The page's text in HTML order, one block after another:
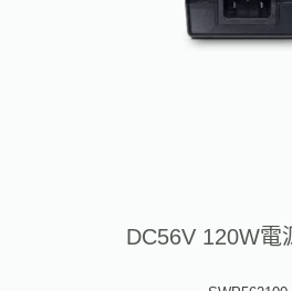
DC56V 120W電